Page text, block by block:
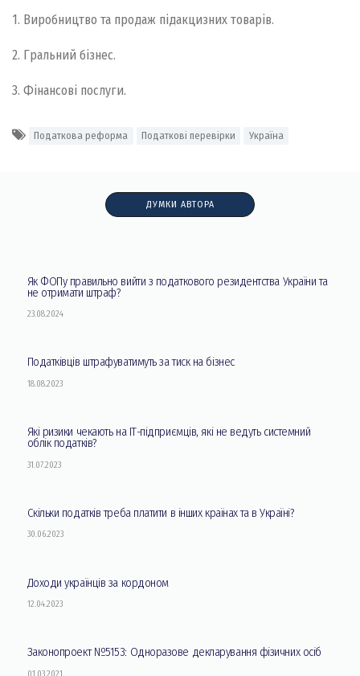
1. Виробництво та продаж підакцизних товарів.
2. Гральний бізнес.
3. Фінансові послуги.
Податкова реформа Податкові перевірки Україна
ДУМКИ АВТОРА
Як ФОПу правильно вийти з податкового резидентства України та
не отримати штраф?
23.08.2024
Податківців штрафуватимуть за тиск на бізнес
18.08.2023
Які ризики чекають на ІТ-підприємців, які не ведуть системний
облік податків?
31.07.2023
Скільки податків треба платити в інших країнах та в Україні?
30.06.2023
Доходи українців за кордоном
12.04.2023
Законопроект №5153: Одноразове декларування фізичних осіб
01.03.2021